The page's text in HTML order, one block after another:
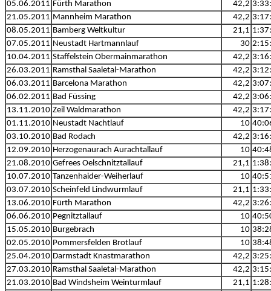
05.06.2011 Fürth Marathon 42,2
21.05.2011 Mannheim Marathon 42,2
08.05.2011 Bamberg Weltkultur 21,1
07.05.2011 Neustadt Hartmannlauf 30
10.04.2011 Staffelstein Obermainmarathon 42,2
26.03.2011 Ramsthal Saaletal-Marathon 42,2
06.03.2011 Barcelona Marathon 42,2
06.02.2011 Bad Füssing 42,2
13.11.2010 Zeil Waldmarathon 42,2
01.11.2010 Neustadt Nachtlauf 10
03.10.2010 Bad Rodach 42,2
12.09.2010 Herzogenaurach Aurachtallauf 10
21.08.2010 Gefrees Oelschnitztallauf 21,1
10.07.2010 Tanzenhaider-Weiherlauf 10
03.07.2010 Scheinfeld Lindwurmlauf 21,1
13.06.2010 Fürth Marathon 42,2
06.06.2010 Pegnitztallauf 10
15.05.2010 Burgebrach 10
02.05.2010 Pommersfelden Brotlauf 10
25.04.2010 Darmstadt Knastmarathon 42,2
27.03.2010 Ramsthal Saaletal-Marathon 42,2
21.03.2010 Bad Windsheim Weinturmlauf 21,1